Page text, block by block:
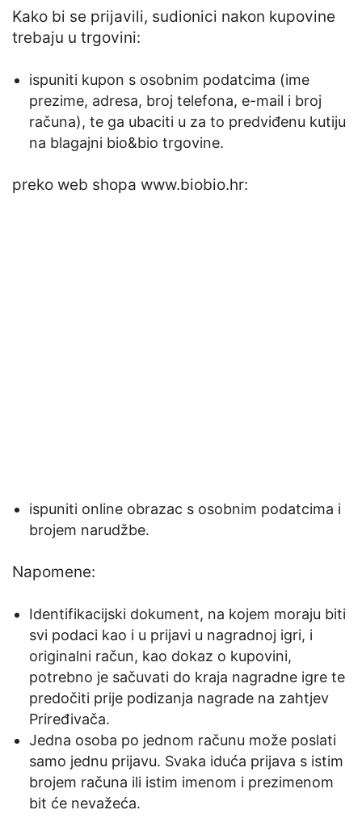
Kako bi se prijavili, sudionici nakon kupovine
trebaju u trgovini:
ispuniti kupon s osobnim podatcima (ime
prezime, adresa, broj telefona, e-mail i broj
računa), te ga ubaciti u za to predviđenu kutiju
na blagajni bio&bio trgovine.
preko web shopa www.biobio.hr:
ispuniti online obrazac s osobnim podatcima i
brojem narudžbe.
Napomene:
Identifikacijski dokument, na kojem moraju biti
svi podaci kao i u prijavi u nagradnoj igri, i
originalni račun, kao dokaz o kupovini,
potrebno je sačuvati do kraja nagradne igre te
predočiti prije podizanja nagrade na zahtjev
Priređivača.
Jedna osoba po jednom računu može poslati
samo jednu prijavu. Svaka iduća prijava s istim
brojem računa ili istim imenom i prezimenom
bit će nevažeća.